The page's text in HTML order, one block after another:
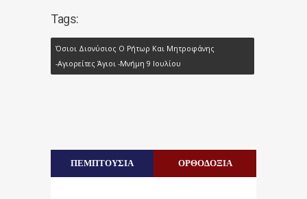
Tags:
Όσιοι Διονύσιος Ο Ρήτωρ Και Μητροφάνης
-Αγιορείτες Άγιοι -Μνήμη 9 Ιουλίου
ΠΕΜΠΤΟΥΣΙΑ ΟΡΘΟΔΟΞΙΑ